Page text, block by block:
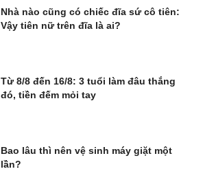
Nhà nào cũng có chiếc đĩa sứ cô tiên:
Vậy tiên nữ trên đĩa là ai?
Từ 8/8 đến 16/8: 3 tuổi làm đâu thắng
đó, tiền đếm mỏi tay
Bao lâu thì nên vệ sinh máy giặt một
lần?